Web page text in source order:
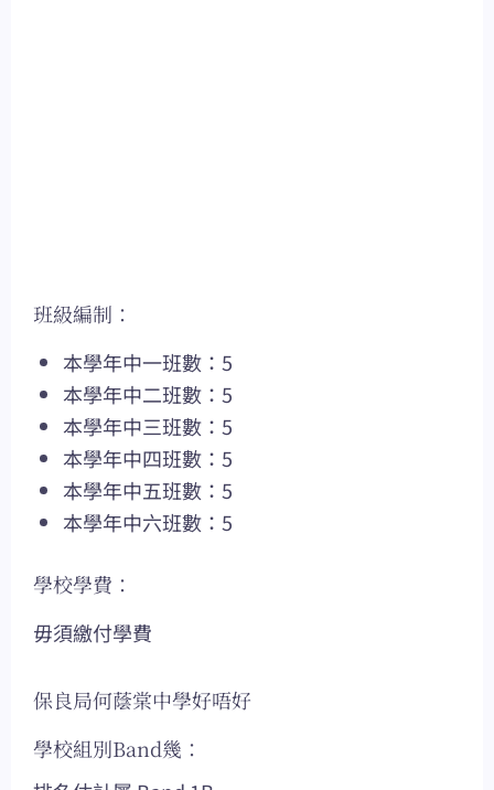
班級編制：
本學年中一班數：5
本學年中二班數：5
本學年中三班數：5
本學年中四班數：5
本學年中五班數：5
本學年中六班數：5
學校學費：
毋須繳付學費
保良局何蔭棠中學好唔好
學校組別Band幾：